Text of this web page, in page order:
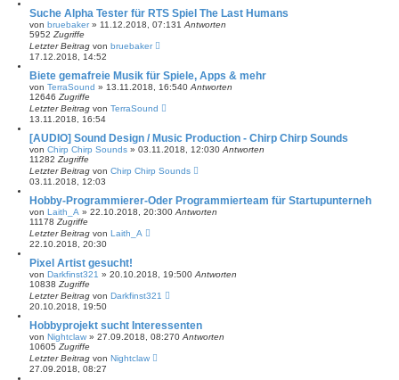
Suche Alpha Tester für RTS Spiel The Last Humans
von bruebaker» 11.12.2018, 07:131 Antworten
5952 Zugriffe
Letzter Beitrag von bruebaker
17.12.2018, 14:52
Biete gemafreie Musik für Spiele, Apps & mehr
von TerraSound » 13.11.2018, 16:540 Antworten
12646 Zugriffe
Letzter Beitrag von TerraSound
13.11.2018, 16:54
[AUDIO] Sound Design / Music Production - Chirp Chirp Sounds
von Chirp Chirp Sounds » 03.11.2018, 12:030 Antworten
11282 Zugriffe
Letzter Beitrag von Chirp Chirp Sounds
03.11.2018, 12:03
Hobby-Programmierer-Oder Programmierteam für Startupunterneh
von Laith_A » 22.10.2018, 20:300 Antworten
11178 Zugriffe
Letzter Beitrag von Laith_A
22.10.2018, 20:30
Pixel Artist gesucht!
von Darkfinst321 » 20.10.2018, 19:500 Antworten
10838 Zugriffe
Letzter Beitrag von Darkfinst321
20.10.2018, 19:50
Hobbyprojekt sucht Interessenten
von Nightclaw » 27.09.2018, 08:270 Antworten
10605 Zugriffe
Letzter Beitrag von Nightclaw
27.09.2018, 08:27